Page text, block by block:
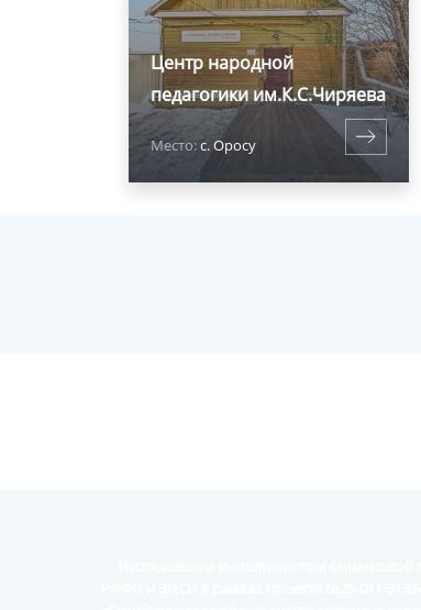
Центр народной
педагогики им.К.С.Чиряева
Место:с. Оросу